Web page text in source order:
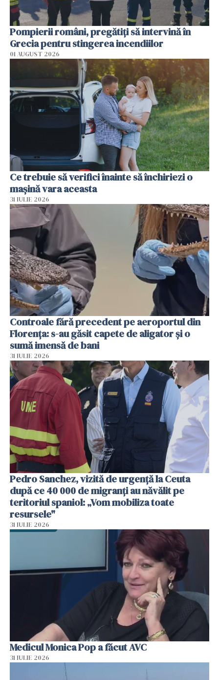
Pompierii români, pregătiţi să intervină în
Grecia pentru stingerea incendiilor
01 AUGUST 2026
Ce trebuie să verifici înainte să închiriezi o
mașină vara aceasta
31 IULIE 2026
Controale fără precedent pe aeroportul din
Florența: s-au găsit capete de aligator și o
sumă imensă de bani
31 IULIE 2026
Pedro Sanchez, vizită de urgență la Ceuta
după ce 40 000 de migranți au năvălit pe
teritoriul spaniol: „Vom mobiliza toate
resursele"
31 IULIE 2026
Medicul Monica Pop a făcut AVC
31 IULIE 2026